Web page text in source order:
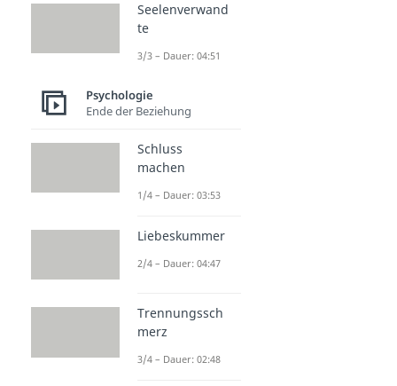
Seelenverwand
te
3/3 – Dauer: 04:51
Psychologie
Ende der Beziehung
Schluss
machen
1/4 – Dauer: 03:53
Liebeskummer
2/4 – Dauer: 04:47
Trennungssch
merz
3/4 – Dauer: 02:48